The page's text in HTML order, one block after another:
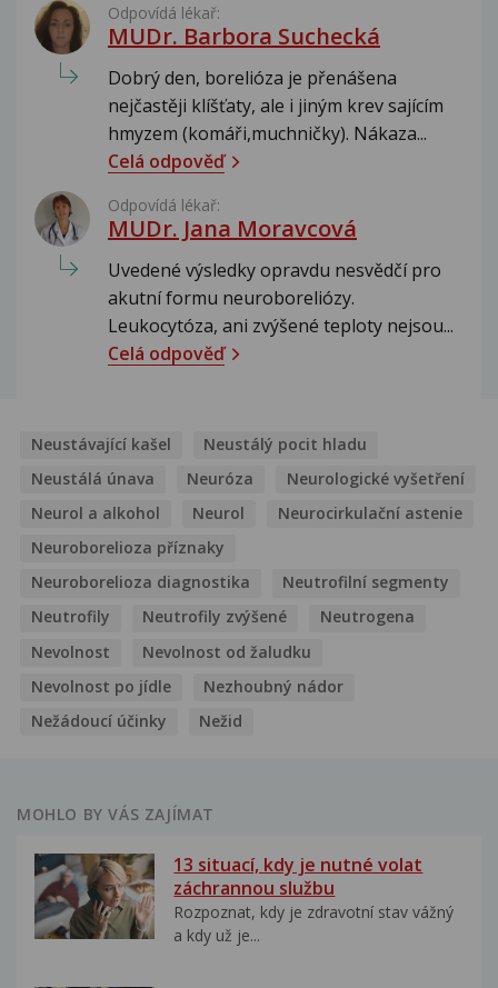
Odpovídá lékař:
MUDr. Barbora Suchecká
Dobrý den, borelióza je přenášena
nejčastěji klíšťaty, ale i jiným krev sajícím
hmyzem (komáři,muchničky). Nákaza...
Celá odpověď
Odpovídá lékař:
MUDr. Jana Moravcová
Uvedené výsledky opravdu nesvědčí pro
akutní formu neuroboreliózy.
Leukocytóza, ani zvýšené teploty nejsou...
Celá odpověď
Neustávající kašel
Neustálý pocit hladu
Neustálá únava
Neuróza
Neurologické vyšetření
Neurol a alkohol
Neurol
Neurocirkulační astenie
Neuroborelioza příznaky
Neuroborelioza diagnostika
Neutrofilní segmenty
Neutrofily
Neutrofily zvýšené
Neutrogena
Nevolnost
Nevolnost od žaludku
Nevolnost po jídle
Nezhoubný nádor
Nežádoucí účinky
Nežid
MOHLO BY VÁS ZAJÍMAT
13 situací, kdy je nutné volat
záchrannou službu
Rozpoznat, kdy je zdravotní stav vážný
a kdy už je...